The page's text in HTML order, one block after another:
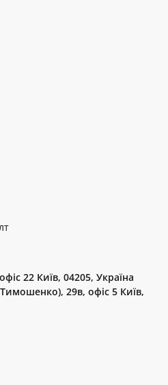
22 Київ, 04205, Україна
29в, офіс 5 Київ,